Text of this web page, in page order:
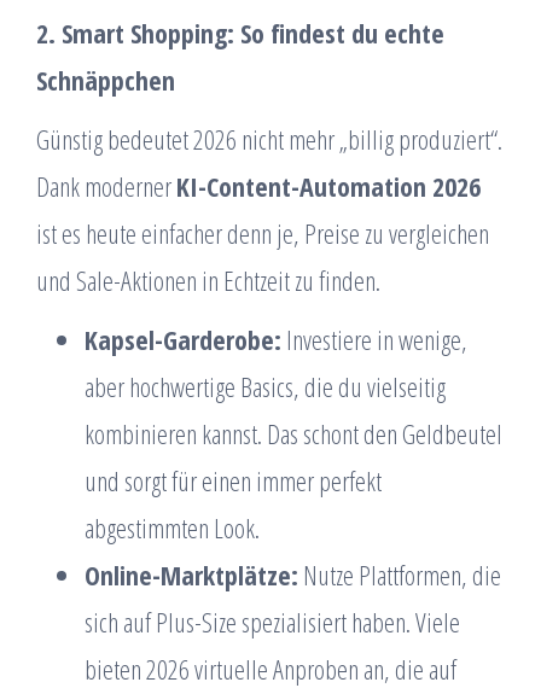
2. Smart Shopping: So findest du echte
Schnäppchen
Günstig bedeutet 2026 nicht mehr „billig produziert“.
Dank modernerKI-Content-Automation 2026
ist es heute einfacher denn je, Preise zu vergleichen
und Sale-Aktionen in Echtzeit zu finden.
Kapsel-Garderobe: Investiere in wenige,
aber hochwertige Basics, die du vielseitig
kombinieren kannst. Das schont den Geldbeutel
und sorgt für einen immer perfekt
abgestimmten Look.
Online-Marktplätze: Nutze Plattformen, die
sich auf Plus-Size spezialisiert haben. Viele
bieten 2026 virtuelle Anproben an, die auf